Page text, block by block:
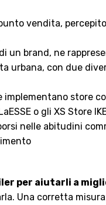
vendita,
brand, ne
urbana, con due
implementano
o gli XS Store
nelle abitudini
per aiutarli a
Una corretta